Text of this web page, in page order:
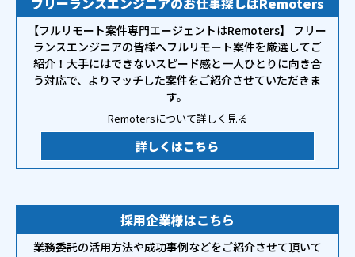
【フルリモート案件専門エージェントはRemoters】 フリー
ランスエンジニアの皆様へフルリモート案件を厳選してご
紹介！大手にはできないスピード感と一人ひとりに向き合
う対応で、よりマッチした案件をご紹介させていただきま
す。
Remotersについて詳しく見る
詳しくはこちら
採用企業様はこちら
業務委託の活用方法や成功事例などをご紹介させて頂いて